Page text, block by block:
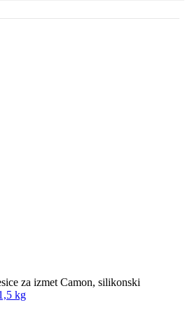
za izmet Camon, silikonski